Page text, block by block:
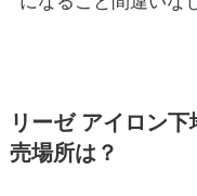
リーゼ アイロン
売場所は？